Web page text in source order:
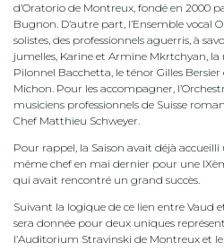
d’Oratorio de Montreux, fondé en 2000
Bugnon. D’autre part, l’Ensemble vocal
solistes, des professionnels aguerris, à
jumelles, Karine et Armine Mkrtchyan,
Pilonnel Bacchetta, le ténor Gilles
Michon. Pour les accompagner,
musiciens professionnels de Suisse
Chef Matthieu Schweyer.
Pour rappel, la Saison avait déjà
même chef en mai dernier pour une
qui avait rencontré un grand succès.
Suivant la logique de ce lien entre Vaud
sera donnée pour deux uniques
l’Auditorium Stravinski de Montreux et